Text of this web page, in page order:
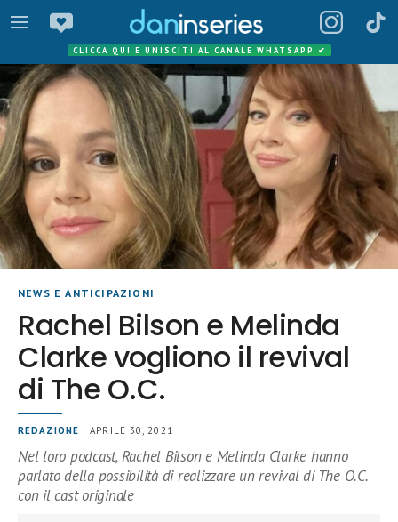
CLICCA QUI E UNISCITI AL CANALE WHATSAPP ✔
NEWS E ANTICIPAZIONI
Rachel Bilson e Melinda
Clarke vogliono il revival
di The O.C.
REDAZIONE | APRILE 30, 2021
Nel loro podcast, Rachel Bilson e Melinda Clarke hanno
parlato della possibilità di realizzare un revival di The O.C.
con il cast originale